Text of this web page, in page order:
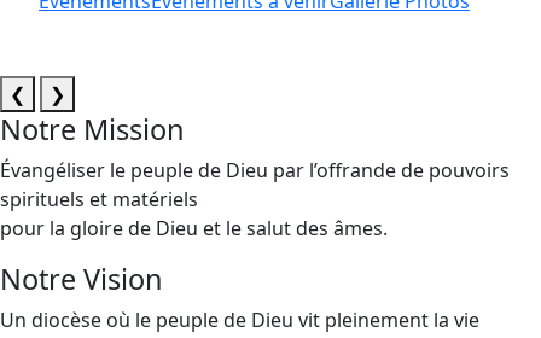
❮ ❯
Notre Mission
Évangéliser le peuple de Dieu par l’offrande de pouvoirs
spirituels et matériels
pour la gloire de Dieu et le salut des âmes.
Notre Vision
Un diocèse où le peuple de Dieu vit pleinement la vie